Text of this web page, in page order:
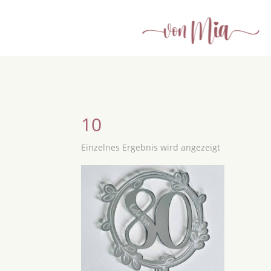
10
Einzelnes Ergebnis wird angezeigt